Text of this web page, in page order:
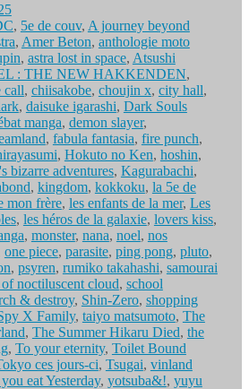
, 5e de couv, A journey beyond
, Amer Beton, anthologie moto
, astra lost in space, Atsushi
: THE NEW HAKKENDEN,
call, chiisakobe, choujin x, city hall,
, daisuke igarashi, Dark Souls
manga, demon slayer,
, fabula fantasia, fire punch,
, Hokuto no Ken, hoshin,
bizarre adventures, Kagurabachi,
, kingdom, kokkoku, la 5e de
mon frère, les enfants de la mer, Les
, les héros de la galaxie, lovers kiss,
, monster, nana, noel, nos
one piece, parasite, ping pong, pluto,
, psyren, rumiko takahashi, samourai
of noctiluscent cloud, school
& destroy, Shin-Zero, shopping
X Family, taiyo matsumoto, The
, The Summer Hikaru Died, the
, To your eternity, Toilet Bound
ces jours-ci, Tsugai, vinland
eat Yesterday, yotsuba&!, yuyu